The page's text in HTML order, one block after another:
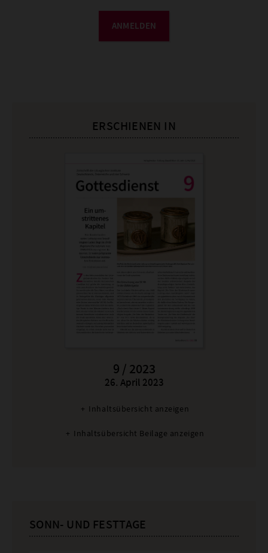
ANMELDEN
ERSCHIENEN IN
9 / 2023
:
26. April 2023
Inhaltsübersicht anzeigen
Inhaltsübersicht Beilage anzeigen
SONN- UND FESTTAGE